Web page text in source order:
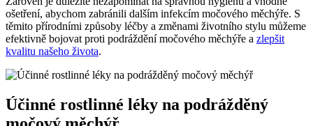
ošetření,‌ abychom‌ zabránili dalším infekcím⁣ močového měchýře. S
těmito‍ přírodními způsoby ‌léčby a změnami životního stylu můžeme
efektivně bojovat proti podráždění močového ‌měchýře a zlepšit
kvalitu našeho života.
Účinné⁢ rostlinné léky⁣ na podrážděný⁢